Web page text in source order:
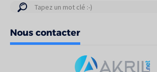
Résultats
votre
recherche
Nous contacter